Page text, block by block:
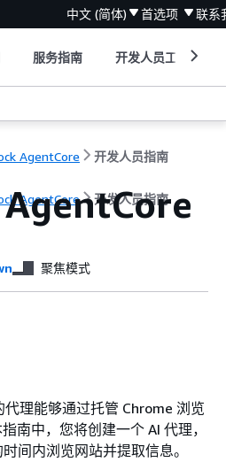
中文 (简体) 首选项 联系
服务指南 开发人员工具
AgentCore 开发人员指南
AgentCore 开发人员指南
聚焦模式
理能够通过托管 Chrome 浏览
南中，您将创建一个 AI 代理，
间内浏览网站并提取信息。